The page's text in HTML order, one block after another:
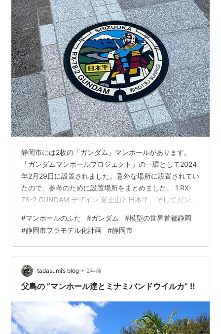
静岡市には2枚の「ガンダム」マンホールがあります。
「ガンダムマンホールプロジェクト」の一環として2024
年2月29日に設置されました。意外な場所に設置されてい
たので、参考のために設置場所をまとめました。 1.RX-
78-2 GUNDAM デザイン 富士山と日本平、そしてガンダ
と、清水の街、駿河湾、そして富士山が見えます。日本
平にガンダムは立っていませんが、素晴らしい景色にそ
ガンダムが立つ構図、僕はとても好きです。 マンホール
設置場所は東静岡の北口側にあります。ポストと駐輪場
へ向かう横断歩道を目印にしていただければ、簡単に見
つけることができます。地…
#マンホールのふた #ガンダム #模型の世界首都静岡
#静岡市プラモデル化計画 #静岡市
tadasumi’s blog • 2年前
父島の ”マンホール達とミナミバンドウイルカ” ‼